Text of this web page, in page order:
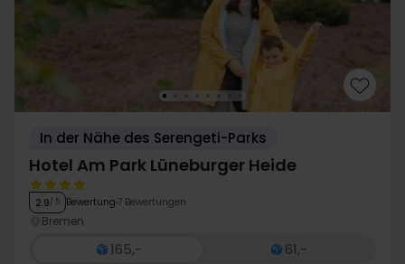
In der Nähe des Serengeti-Parks
Hotel Am Park Lüneburger Heide
2.9/ 5 Bewertung 7 Bewertungen
Bremen
165,-
61,-